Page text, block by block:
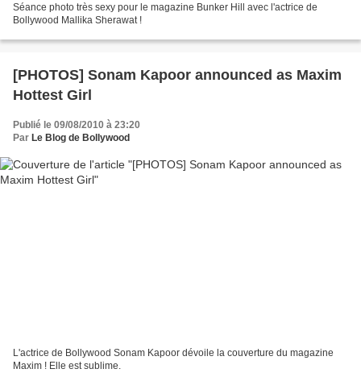
Séance photo très sexy pour le magazine Bunker Hill avec l'actrice de
Bollywood Mallika Sherawat !
[PHOTOS] Sonam Kapoor announced as Maxim
Hottest Girl
Publié le 09/08/2010 à 23:20
Par Le Blog de Bollywood
L'actrice de Bollywood Sonam Kapoor dévoile la couverture du magazine
Maxim ! Elle est sublime.